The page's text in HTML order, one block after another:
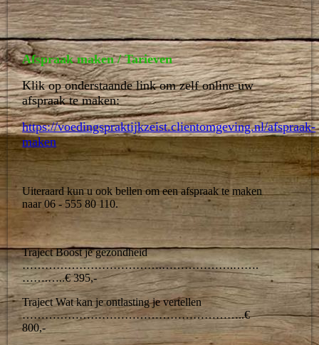
Afspraak maken / Tarieven
Klik op onderstaande link om zelf online uw
afspraak te maken:
https://voedingspraktijkzeist.clientomgeving.nl/afspraak-
maken
Uiteraard kun u ook bellen om een afspraak te maken
naar 06 - 555 80 110.
Traject Boost je gezondheid
……………………………….……………….…….
…….…..€ 395,-
Traject Wat kan je ontlasting je vertellen
…………………………………………………..€
800,-